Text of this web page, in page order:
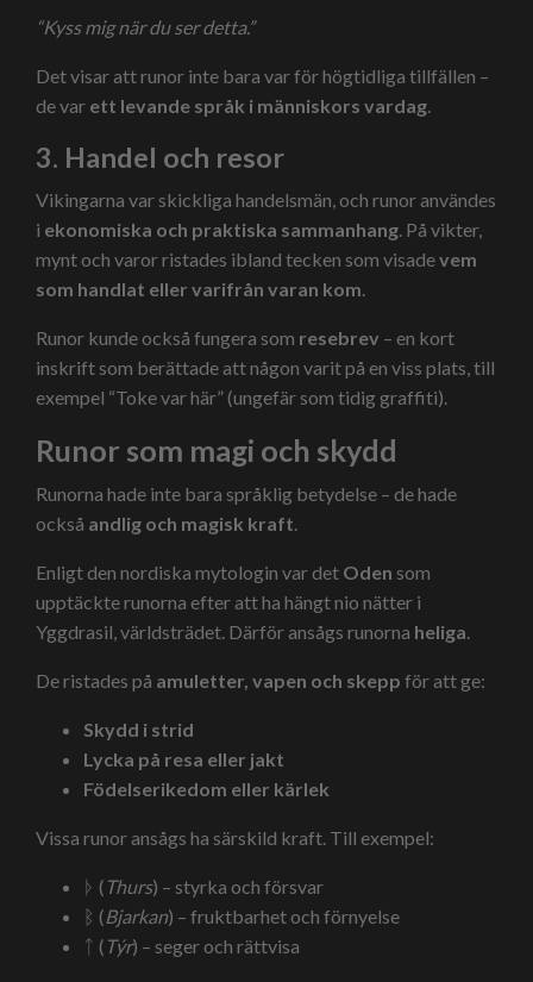
“Kyss mig när du ser detta.”
Det visar att runor inte bara var för högtidliga tillfällen –
de var ett levande språk i människors vardag.
3. Handel och resor
Vikingarna var skickliga handelsmän, och runor användes
i ekonomiska och praktiska sammanhang. På vikter,
mynt och varor ristades ibland tecken som visadevem
som handlat eller varifrån varan kom.
Runor kunde också fungera som resebrev – en kort
inskrift som berättade att någon varit på en viss plats, till
exempel “Toke var här” (ungefär som tidig graffiti).
Runor som magi och skydd
Runorna hade inte bara språklig betydelse – de hade
också andlig och magisk kraft.
Enligt den nordiska mytologin var det Oden som
upptäckte runorna efter att ha hängt nio nätter i
Yggdrasil, världsträdet. Därför ansågs runorna heliga.
De ristades på amuletter, vapen och skepp för att ge:
Skydd i strid
Lycka på resa eller jakt
Födelserikedom eller kärlek
Vissa runor ansågs ha särskild kraft. Till exempel:
ᚦ ( Thurs) – styrka och försvar
ᛒ (Bjarkan) – fruktbarhet och förnyelse
ᛏ ( Týr) – seger och rättvisa